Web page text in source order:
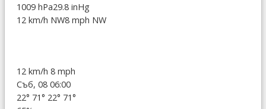
1009 hPa29.8 inHg
12 km/h NW8 mph NW
12 km/h 8 mph
Съб, 08 06:00
22° 71° 22° 71°